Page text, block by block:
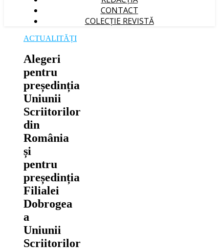
CONTACT
COLECȚIE REVISTĂ
ACTUALITĂȚI
Alegeri
pentru
președinția
Uniunii
Scriitorilor
din
România
și
pentru
președinția
Filialei
Dobrogea
a
Uniunii
Scriitorilor